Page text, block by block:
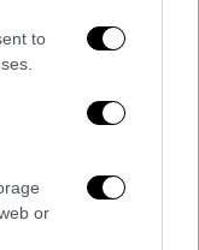
to
or
3 με 4,
5 μποφόρ.
με την
στην Κρήτη